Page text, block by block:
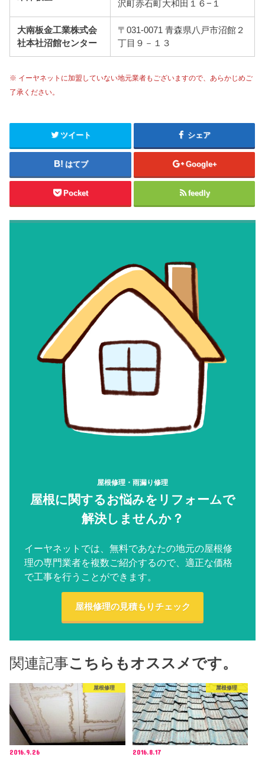
沢町赤石町大和田１６−１
大南板金工業株式会
社本社沼館センター
〒031-0071 青森県八戸市沼館２
丁目９－１３
※ イーヤネットに加盟していない地元業者もございますので、あらかじめご
了承ください。
ツイート シェア
はてブ Google+
Pocket feedly
屋根修理・雨漏り修理
屋根に関するお悩みをリフォームで
解決しませんか？
イーヤネットでは、無料であなたの地元の屋根修
理の専門業者を複数ご紹介するので、適正な価格
で工事を行うことができます。
屋根修理の見積もりチェック
関連記事こちらもオススメです。
屋根修理
2016.9.26
屋根修理
2016.8.17